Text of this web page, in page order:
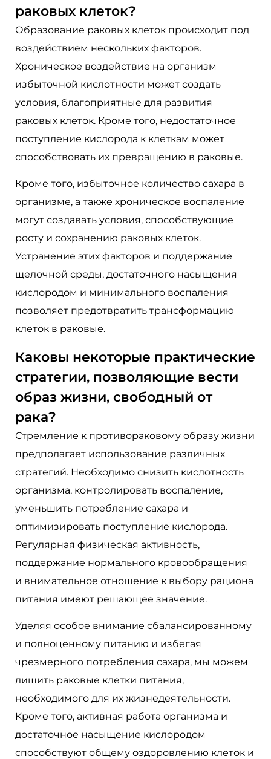
раковых клеток?
Образование раковых клеток происходит под
воздействием нескольких факторов.
Хроническое воздействие на организм
избыточной кислотности может создать
условия, благоприятные для развития
раковых клеток. Кроме того, недостаточное
поступление кислорода к клеткам может
способствовать их превращению в раковые.
Кроме того, избыточное количество сахара в
организме, а также хроническое воспаление
могут создавать условия, способствующие
росту и сохранению раковых клеток.
Устранение этих факторов и поддержание
щелочной среды, достаточного насыщения
кислородом и минимального воспаления
позволяет предотвратить трансформацию
клеток в раковые.
Каковы некоторые практические
стратегии, позволяющие вести
образ жизни, свободный от
рака?
Стремление к противораковому образу жизни
предполагает использование различных
стратегий. Необходимо снизить кислотность
организма, контролировать воспаление,
уменьшить потребление сахара и
оптимизировать поступление кислорода.
Регулярная физическая активность,
поддержание нормального кровообращения
и внимательное отношение к выбору рациона
питания имеют решающее значение.
Уделяя особое внимание сбалансированному
и полноценному питанию и избегая
чрезмерного потребления сахара, мы можем
лишить раковые клетки питания,
необходимого для их жизнедеятельности.
Кроме того, активная работа организма и
достаточное насыщение кислородом
способствуют общему оздоровлению клеток и